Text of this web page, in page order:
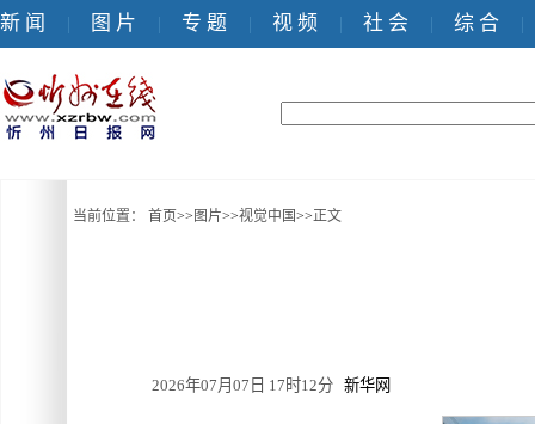
新 闻 | 图 片 | 专 题 | 视 频 | 社 会 | 综 合 |
当前位置： 首页>> 图片>>视觉中国>>正文
2026年07月07日 17时12分 新华网